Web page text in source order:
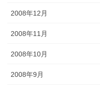
2008年12月
2008年11月
2008年10月
2008年9月